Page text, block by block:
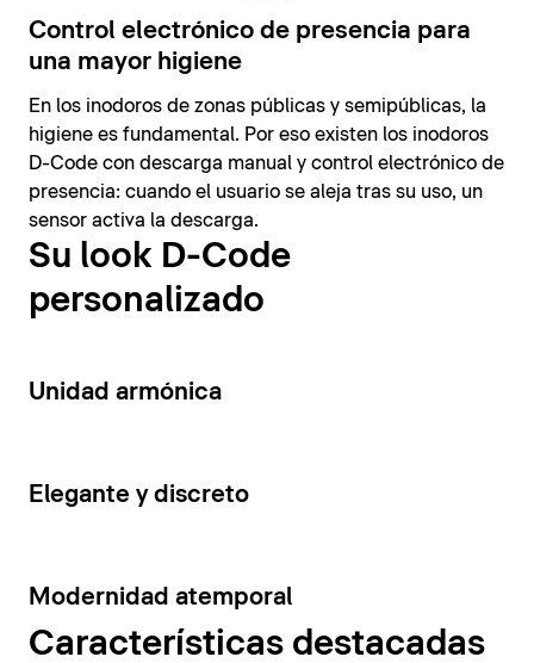
Control electrónico de presencia para
una mayor higiene
En los inodoros de zonas públicas y semipúblicas, la
higiene es fundamental. Por eso existen los inodoros
D-Code con descarga manual y control electrónico de
presencia: cuando el usuario se aleja tras su uso, un
sensor activa la descarga.
Su look D-Code
personalizado
14
Unidad armónica
15
Elegante y discreto
10
Modernidad atemporal
Características destacadas